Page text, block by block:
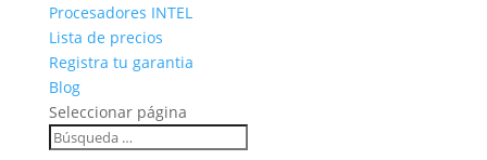
Procesadores INTEL
Lista de precios
Registra tu garantia
Blog
Seleccionar página